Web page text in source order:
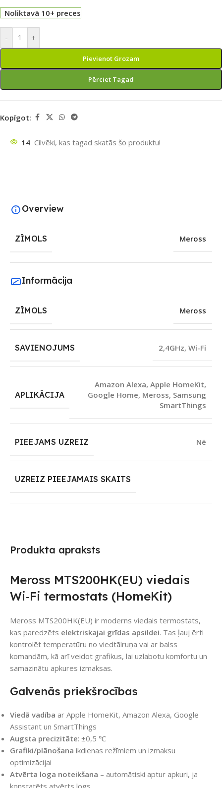
Noliktavā 10+ preces
- +
Pievienot Grozam
Pērciet Tagad
Kopīgot:
14 Cilvēki, kas tagad skatās šo produktu!
Produkta apraksts
Meross MTS200HK(EU) viedais
Wi‑Fi termostats (HomeKit)
Meross MTS200HK(EU) ir moderns viedais termostats,
kas paredzēts elektriskajai grīdas apsildei. Tas ļauj ērti
kontrolēt temperatūru no viedtālruņa vai ar balss
komandām, kā arī veidot grafikus, lai uzlabotu komfortu un
samazinātu apkures izmaksas.
Galvenās priekšrocības
Viedā vadība ar Apple HomeKit, Amazon Alexa, Google
Assistant un SmartThings
Augsta precizitāte: ±0,5 ℃
Grafiki/plānošana ikdienas režīmiem un izmaksu
optimizācijai
Atvērta loga noteikšana – automātiski aptur apkuri, ja
Overview
ZĪMOLS Meross
Informācija
ZĪMOLS Meross
SAVIENOJUMS 2,4GHz, Wi-Fi
APLIKĀCIJA
Amazon Alexa, Apple HomeKit,
Google Home, Meross, Samsung
SmartThings
PIEEJAMS UZREIZ Nē
UZREIZ PIEEJAMAIS SKAITS